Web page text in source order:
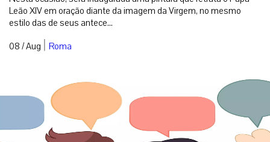
Papa Leão XIV retornará ao Santuário de Nossa